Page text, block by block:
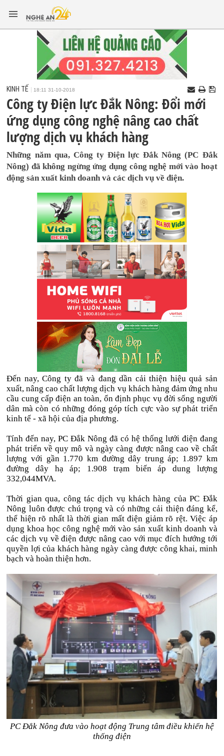
KINH TẾ 18:11 31-10-2018
Công ty Điện lực Đắk Nông: Đổi mới
ứng dụng công nghệ nâng cao chất
lượng dịch vụ khách hàng
Những năm qua, Công ty Điện lực Đắk Nông (PC Đắk
Nông) đã không ngừng ứng dụng công nghệ mới vào hoạt
động sản xuất kinh doanh và các dịch vụ về điện.
Đến nay, Công ty đã và đang dần cải thiện hiệu quả sản
xuất, nâng cao chất lượng dịch vụ khách hàng đảm ứng nhu
cầu cung cấp điện an toàn, ổn định phục vụ đời sống người
dân mà còn có những đóng góp tích cực vào sự phát triển
kinh tế - xã hội của địa phương.
Tính đến nay, PC Đắk Nông đã có hệ thống lưới điện đang
phát triển về quy mô và ngày càng được nâng cao về chất
lượng với gần 1.770 km đường dây trung áp; 1.897 km
đường dây hạ áp; 1.908 trạm biến áp dung lượng
332,044MVA.
Thời gian qua, công tác dịch vụ khách hàng của PC Đắk
Nông luôn được chú trọng và có những cải thiện đáng kể,
thể hiện rõ nhất là thời gian mất điện giảm rõ rệt. Việc áp
dụng khoa học công nghệ mới vào sản xuất kinh doanh và
các dịch vụ về điện được nâng cao với mục đích hướng tới
quyền lợi của khách hàng ngày càng được công khai, minh
bạch và hoàn thiện hơn.
PC Đắk Nông đưa vào hoạt động Trung tâm điều khiển hệ
thống điện